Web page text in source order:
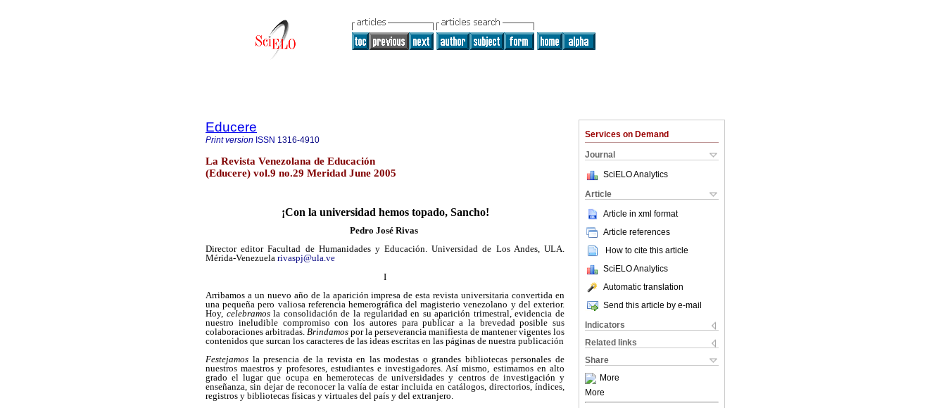
Services on Demand
Journal
SciELO Analytics
Article
Article in xml format
Article references
How to cite this article
SciELO Analytics
Automatic translation
Send this article by e-mail
Indicators
Related links
Share
More
More
Educere
Print version ISSN 1316-4910
La Revista Venezolana de Educación
(Educere) vol.9 no.29 Meridad June 2005
¡Con la universidad hemos topado, Sancho!
Pedro José Rivas
Director editor Facultad de Humanidades y Educación. Universidad de Los Andes, ULA.
Mérida-Venezuela rivaspj@ula.ve
I
Arribamos a un nuevo año de la aparición impresa de esta revista universitaria convertida en
una pequeña pero valiosa referencia hemerográfica del magisterio venezolano y del exterior.
Hoy, celebramosla consolidación de la regularidad en su aparición trimestral, evidencia de
nuestro ineludible compromiso con los autores para publicar a la brevedad posible sus
colaboraciones arbitradas. Brindamos por la perseverancia manifiesta de mantener vigentes los
contenidos que surcan los caracteres de las ideas escritas en las páginas de nuestra publicación
Festejamos la presencia de la revista en las modestas o grandes bibliotecas personales de
nuestros maestros y profesores, estudiantes e investigadores. Así mismo, estimamos en alto
grado el lugar que ocupa en hemerotecas de universidades y centros de investigación y
enseñanza, sin dejar de reconocer la valía de estar incluida en catálogos, directorios, índices,
registros y bibliotecas físicas y virtuales del país y del extranjero.